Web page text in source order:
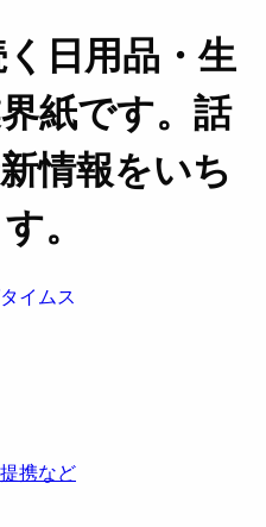
日用品・生
紙です。話
情報をいち
。
携など